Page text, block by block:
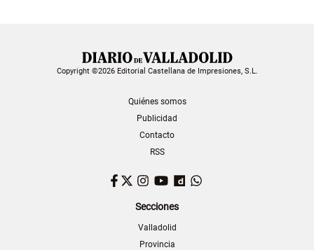
Copyright ©2026 Editorial Castellana de Impresiones, S.L.
Quiénes somos
Publicidad
Contacto
RSS
Facebook
TwitterInstagram
YouTubeDailymotion
Secciones
Valladolid
Provincia